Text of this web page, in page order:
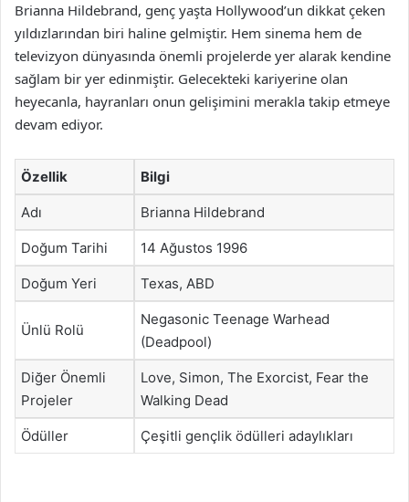
Brianna Hildebrand, genç yaşta Hollywood’un dikkat çeken
yıldızlarından biri haline gelmiştir. Hem sinema hem de
televizyon dünyasında önemli projelerde yer alarak kendine
sağlam bir yer edinmiştir. Gelecekteki kariyerine olan
heyecanla, hayranları onun gelişimini merakla takip etmeye
devam ediyor.
Özellik Bilgi
Adı Brianna Hildebrand
Doğum Tarihi 14 Ağustos 1996
Doğum Yeri Texas, ABD
Ünlü Rolü
Negasonic Teenage Warhead
(Deadpool)
Diğer Önemli
Projeler
Love, Simon, The Exorcist, Fear the
Walking Dead
Ödüller Çeşitli gençlik ödülleri adaylıkları